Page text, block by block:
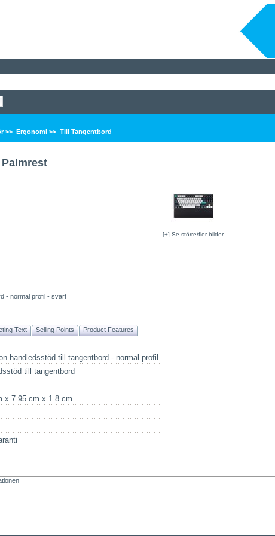
>> Ergonomi >> Till Tangentbord
[+] Se större/fler bilder
- normal profil - svart
Text Selling Points Product Features
handledsstöd till tangentbord - normal profil
till tangentbord
x 7.95 cm x 1.8 cm